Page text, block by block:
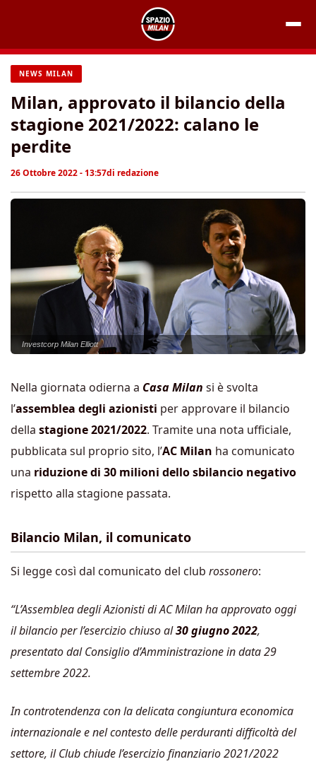
contenuto
NEWS MILAN
Milan, approvato il bilancio della
stagione 2021/2022: calano le
perdite
26 Ottobre 2022 - 13:57di redazione
Investcorp Milan Elliott
Nella giornata odierna a Casa Milan si è svolta
l’assemblea degli azionisti per approvare il bilancio
della stagione 2021/2022. Tramite una nota ufficiale,
pubblicata sul proprio sito, l’AC Milan ha comunicato
una riduzione di 30 milioni dello sbilancio negativo
rispetto alla stagione passata.
Bilancio Milan, il comunicato
Si legge così dal comunicato del club rossonero:
“L’Assemblea degli Azionisti di AC Milan ha approvato oggi
il bilancio per l’esercizio chiuso al30 giugno 2022,
presentato dal Consiglio d’Amministrazione in data 29
settembre 2022.
In controtendenza con la delicata congiuntura economica
internazionale e nel contesto delle perduranti difficoltà del
settore, il Club chiude l’esercizio finanziario 2021/2022